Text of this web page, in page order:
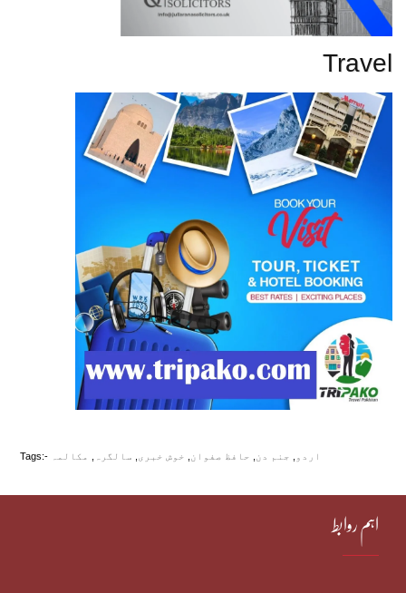
Travel
Tags:- اردو جنم دن حافظ صفوان خوش خبری سالگرہ مکالمہ
اہم روابط